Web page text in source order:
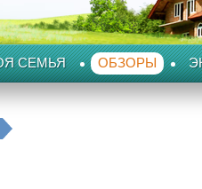
СЕМЬЯ ОБЗОРЫ